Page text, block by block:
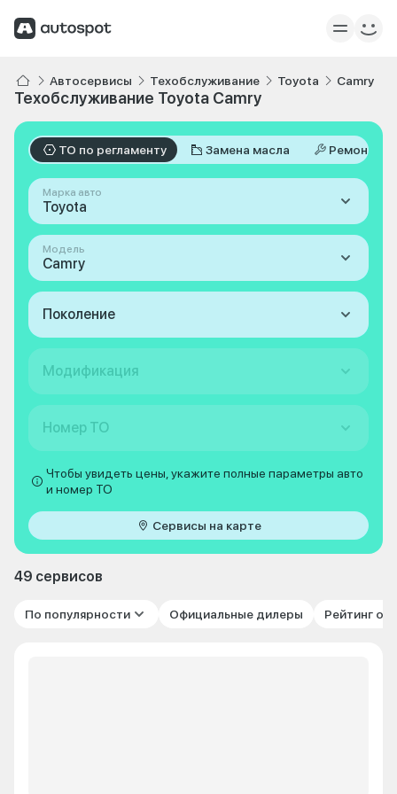
Автосервисы Техобслуживание Toyota Camry
Техобслуживание Toyota Camry
ТО по регламенту Замена масла Ремонт
Марка авто
Toyota
Модель
Camry
Поколение
Модификация
Номер ТО
Чтобы увидеть цены, укажите полные параметры авто
и номер ТО
Сервисы на карте
49 сервисов
По популярности Официальные дилеры Рейтинг